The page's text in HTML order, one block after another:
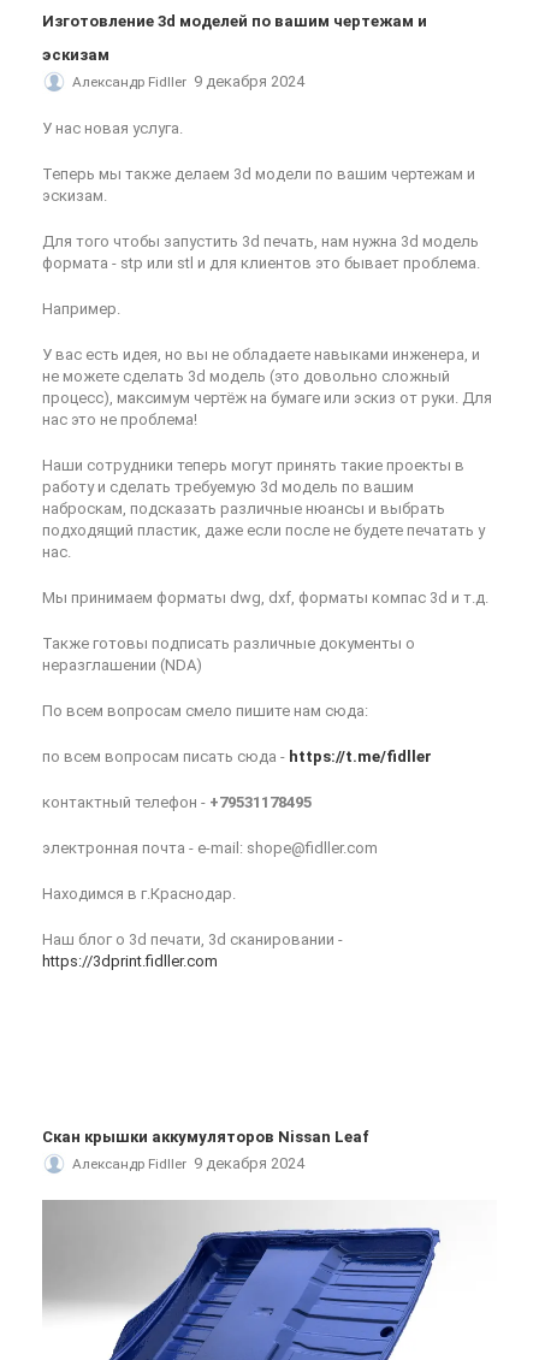
Изготовление 3d моделей по вашим чертежам и
эскизам
Александр Fidller 9 декабря 2024
У нас новая услуга.
Теперь мы также делаем 3d модели по вашим чертежам и
эскизам.
Для того чтобы запустить 3d печать, нам нужна 3d модель
формата - stp или stl и для клиентов это бывает проблема.
Например.
У вас есть идея, но вы не обладаете навыками инженера, и
не можете сделать 3d модель (это довольно сложный
процесс), максимум чертёж на бумаге или эскиз от руки. Для
нас это не проблема!
Наши сотрудники теперь могут принять такие проекты в
работу и сделать требуемую 3d модель по вашим
наброскам, подсказать различные нюансы и выбрать
подходящий пластик, даже если после не будете печатать у
нас.
Мы принимаем форматы dwg, dxf, форматы компас 3d и т.д.
Также готовы подписать различные документы о
неразглашении (NDA)
По всем вопросам смело пишите нам сюда:
по всем вопросам писать сюда - https://t.me/fidller
контактный телефон - +79531178495
электронная почта - e-mail: shope@fidller.com
Находимся в г.Краснодар.
Наш блог о 3d печати, 3d сканировании -
https://3dprint.fidller.com
Скан крышки аккумуляторов Nissan Leaf
Александр Fidller 9 декабря 2024